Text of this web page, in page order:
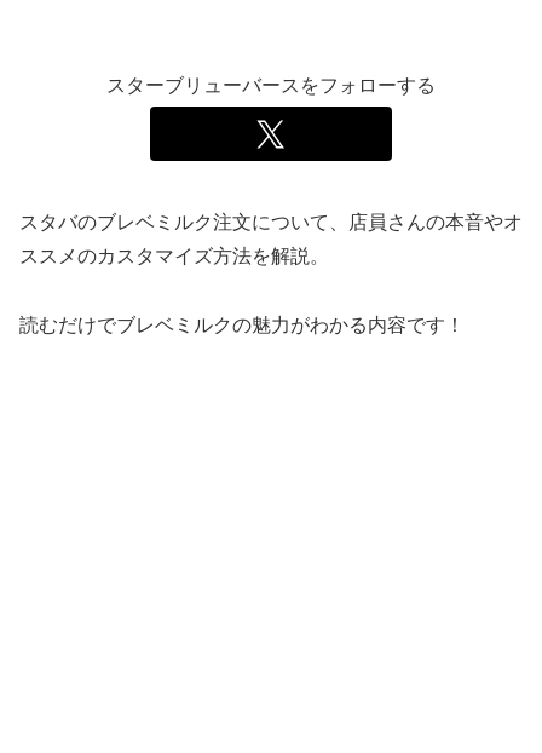
スターブリューバースをフォローする
スタバのブレベミルク注文について、店員さんの本音やオ
ススメのカスタマイズ方法を解説。
読むだけでブレベミルクの魅力がわかる内容です！